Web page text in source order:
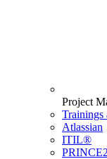
Project
Trainings
Atlassian
ITIL®